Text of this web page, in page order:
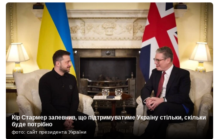
Кір Стармер запевнив, що підтримуватиме Україну стільки, скільки
буде потрібно
фото: сайт президента України